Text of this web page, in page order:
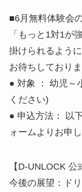
■6月無料体験会
「もっと1対1が
掛けられるよう
お待ちしておりま
● 対象 ： 幼児～
ください)
● 申込方法： 以
ォームよりお申
【D-UNLOCK 公
今後の展望：ド